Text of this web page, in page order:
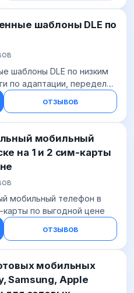
шаблоны DLE по
шаблоны DLE по низким
по адаптации, переделке
и настройке cms DLE, а
отзывов
мобильный
на 1 и 2 сим-карты
мобильный телефон в
карты по выгодной цене
отзывов
мобильных
Samsung, Apple